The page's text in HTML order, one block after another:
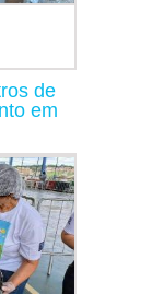
de
em